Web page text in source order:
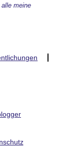
meine